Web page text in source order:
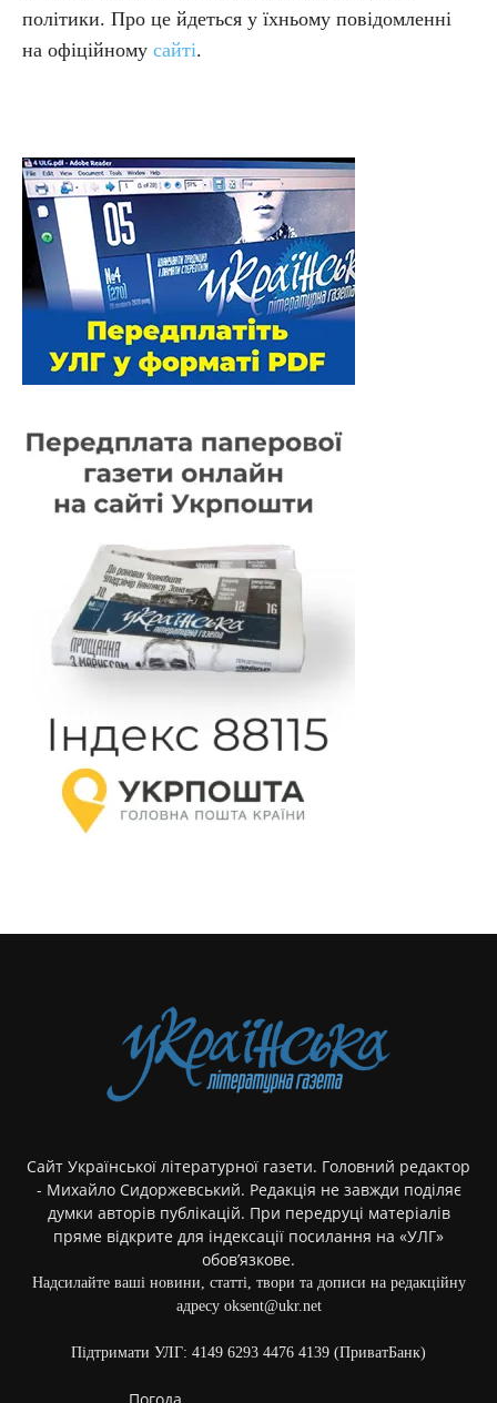
політики. Про це йдеться у їхньому повідомленні
на офіційному сайті.
Сайт Української літературної газети. Головний редактор
- Михайло Сидоржевський. Редакція не завжди поділяє
думки авторів публікацій. При передруці матеріалів
пряме відкрите для індексації посилання на «УЛГ»
обов’язкове.
Надсилайте ваші новини, статті, твори та дописи на редакційну
адресу oksent@ukr.net
Підтримати УЛГ: 4149 6293 4476 4139 (ПриватБанк)